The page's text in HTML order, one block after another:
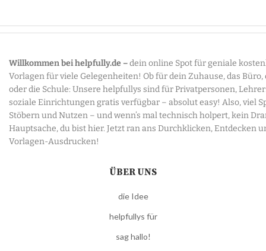
Willkommen bei helpfully.de –dein online Spot für geniale
Vorlagen für viele Gelegenheiten! Ob für dein Zuhause, das Büro,
oder die Schule: Unsere helpfullys sind für Privatpersonen,
soziale Einrichtungen gratis verfügbar – absolut easy! Also, viel
Stöbern und Nutzen – und wenn’s mal technisch holpert, kein
Hauptsache, du bist hier. Jetzt ran ans Durchklicken, Entdecken
Vorlagen-Ausdrucken!
ÜBER UNS
die Idee
helpfullys für
sag hallo!